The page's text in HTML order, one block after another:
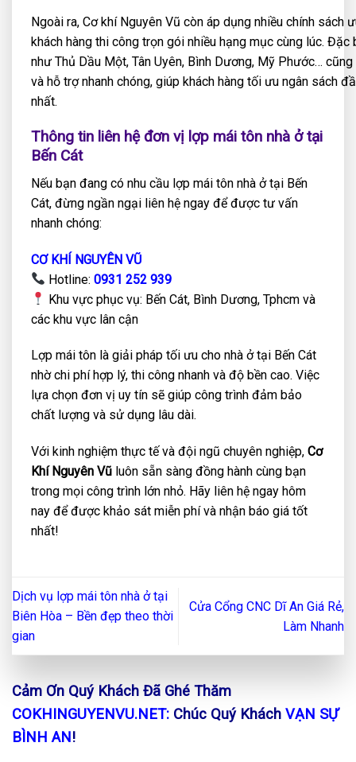
Ngoài ra, Cơ khí Nguyên Vũ còn áp dụng nhiều chính sách
khách hàng thi công trọn gói nhiều hạng mục cùng lúc. Đặc
như Thủ Dầu Một, Tân Uyên, Bình Dương, Mỹ Phước…
và hỗ trợ nhanh chóng, giúp khách hàng tối ưu ngân sách
nhất.
Thông tin liên hệ đơn vị lợp mái tôn nhà ở tại
Bến Cát
Nếu bạn đang có nhu cầu lợp mái tôn nhà ở tại Bến
Cát, đừng ngần ngại liên hệ ngay để được tư vấn
nhanh chóng:
CƠ KHÍ NGUYÊN VŨ
Hotline:0931 252 939
Khu vực phục vụ: Bến Cát, Bình Dương, Tphcm và
các khu vực lân cận
Lợp mái tôn là giải pháp tối ưu cho nhà ở tại Bến Cát
nhờ chi phí hợp lý, thi công nhanh và độ bền cao. Việc
lựa chọn đơn vị uy tín sẽ giúp công trình đảm bảo
chất lượng và sử dụng lâu dài.
Với kinh nghiệm thực tế và đội ngũ chuyên nghiệp, Cơ
Khí Nguyên Vũ luôn sẵn sàng đồng hành cùng bạn
trong mọi công trình lớn nhỏ. Hãy liên hệ ngay hôm
nay để được khảo sát miễn phí và nhận báo giá tốt
nhất!
Dịch vụ lợp mái tôn nhà ở tại
Biên Hòa – Bền đẹp theo thời
gian
Cửa Cổng CNC Dĩ An Giá Rẻ,
Làm Nhanh
Cảm Ơn Quý Khách Đã Ghé Thăm
COKHINGUYENVU.NET: Chúc Quý Khách VẠN SỰ
BÌNH AN!